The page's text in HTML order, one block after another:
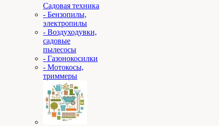
Садовая техника
- Бензопилы,
электропилы
- Воздуходувки,
садовые
пылесосы
- Газонокосилки
- Мотокосы,
триммеры